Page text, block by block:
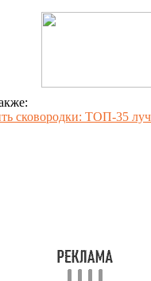
сковородки: ТОП-35